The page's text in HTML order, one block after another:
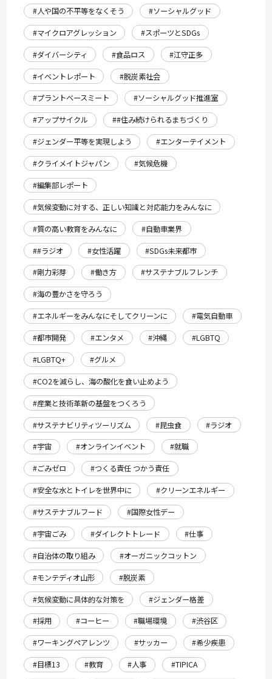
#人や国の不平等をなくそう
#ソーシャルグッド
#マイクロアグレッション
#スポーツとSDGs
#ダイバーシティ
#食品ロス
#江守正多
#イベントレポート
#脱炭素社会
#プラントベースミート
#ソーシャルグッド推進室
#アップサイクル
##住み続けられるまちづくり
#ジェンダー平等を実現しよう
#エンターテイメント
#クライメイトジャパン
#気候危機
#編集部レポート
#気候変動に対する、正しい知識と対応能力をみんなに
#質の高い教育をみんなに
#自動車業界
##ラジオ
#女性活躍
#SDGs未来都市
#剛力彩芽
#働き方
#サステナブルフレンチ
#海の豊かさを守ろう
#エネルギーをみんなにそしてクリーンに
#電気自動車
#都市開発
#エンタメ #沖縄
#LGBTQ
#LGBTQ+
#グルメ
#CO2を減らし、海の酸化を食い止めよう
#産業と技術革新の基盤をつくろう
#サステナビリティツーリズム
#昆虫食
#ラジオ
#宇宙
#オンラインイベント
#就職
#ごみゼロ
#つくる責任 つかう責任
#安全な水とトイレを世界中に
#クリーンエネルギー
#サステナブルフード
#国際女性デー
#宇宙ごみ
#ダイレクトトレード
#仕事
#自治体の取り組み
#オーガニックコットン
#モンテディオ山形
#脱炭素
#気候変動に具体的な対策を
#ジェンダー格差
#採用
#コーヒー #職場環境
#渋谷区
#ワーキングペアレンツ
#サッカー
#希少疾患
#目標13
#教育 #人事
#TIPICA